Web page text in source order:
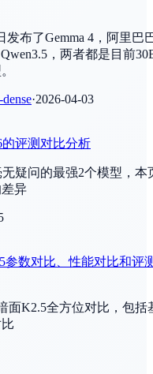
发布了Gemma 4，阿里巴
，两者都是目前
·2026-04-03
的评测对比分析
无疑问的最强2个模型，本
异
参数对比、性能对比和评
面K2.5全方位对比，包括